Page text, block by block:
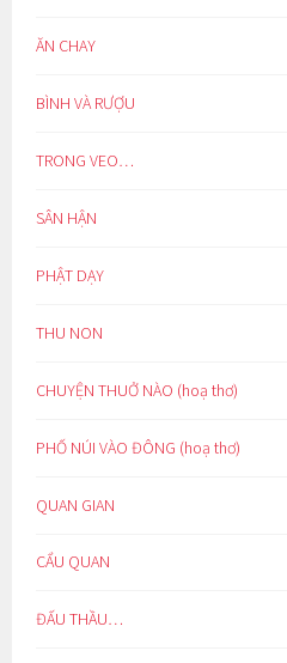
ĂN CHAY
BÌNH VÀ RƯỢU
TRONG VEO…
SÂN HẬN
PHẬT DẠY
THU NON
CHUYỆN THUỞ NÀO (hoạ thơ)
PHỐ NÚI VÀO ĐÔNG (hoạ thơ)
QUAN GIAN
CẨU QUAN
ĐẤU THẦU…